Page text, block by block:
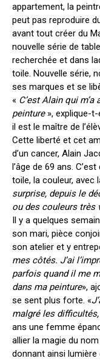
appartement, la
peut pas reproduire
avant tout créer du
nouvelle série de
recherchée et dans
toile. Nouvelle série,
ses marques et se
« C’est Alain qui
peinture», explique-t-
il est le maître de
Cette liberté et cet
d’un cancer, Alain
l’âge de 69 ans.
toile, la couleur, avec
surprise, depuis le
ou des couleurs très
Il y a quelques
son mari, pièce
son atelier et y
mes côtés. J’ai
parfois quand il me
dans ma peinture»,
se sent plus forte. «
malgré les
ans une femme
allier la magie du
donnant ainsi lumière